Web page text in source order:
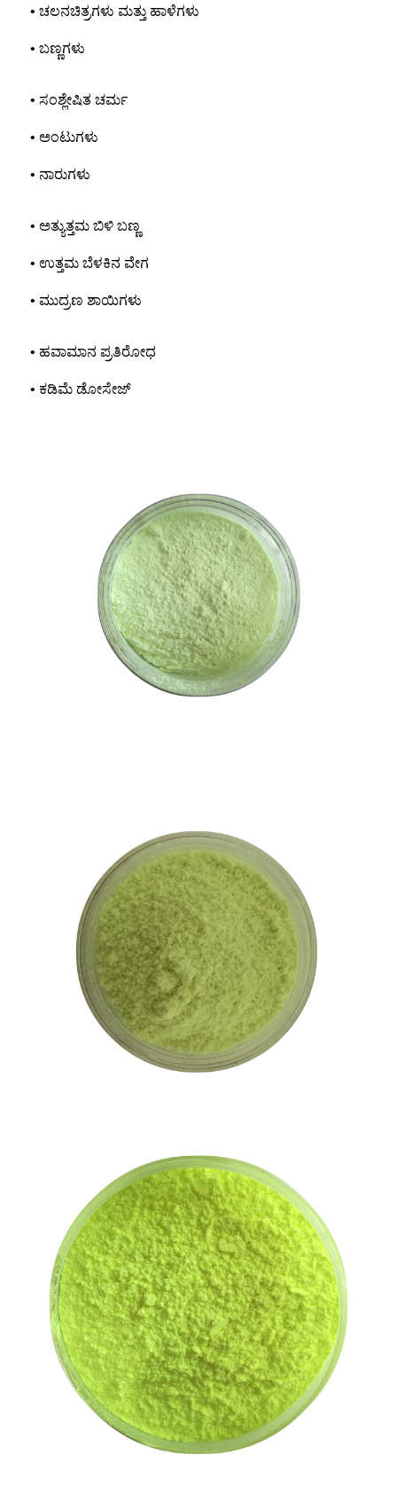
• ಚಲನಚಿತ್ರಗಳು ಮತ್ತು ಹಾಳೆಗಳು
• ಬಣ್ಣಗಳು
• ಸಂಶ್ಲೇಷಿತ ಚರ್ಮ
• ಅಂಟುಗಳು
• ನಾರುಗಳು
• ಅತ್ಯುತ್ತಮ ಬಿಳಿ ಬಣ್ಣ
• ಉತ್ತಮ ಬೆಳಕಿನ ವೇಗ
• ಮುದ್ರಣ ಶಾಯಿಗಳು
• ಹವಾಮಾನ ಪ್ರತಿರೋಧ
• ಕಡಿಮೆ ಡೋಸೇಜ್